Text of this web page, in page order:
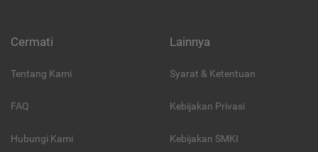
Cermati
Tentang Kami
FAQ
Hubungi Kami
Lainnya
Syarat & Ketentuan
Kebijakan Privasi
Kebijakan SMKI